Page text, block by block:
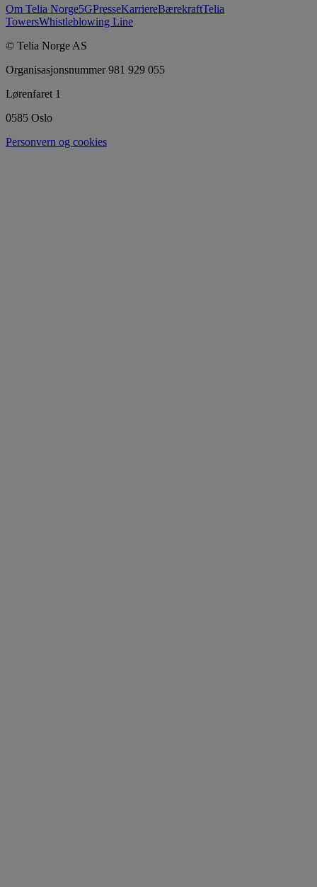
Om Telia Norge5GPresseKarriereBærekraftTelia
TowersWhistleblowing Line
© Telia Norge AS
Organisasjonsnummer 981 929 055
Lørenfaret 1
0585 Oslo
Personvern og cookies